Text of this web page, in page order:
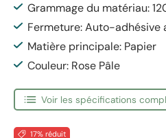
Grammage du matériau:
Fermeture: Auto-adhésive
Matière principale: Papier
Couleur: Rose Pâle
Voir les spécifications
17% réduit